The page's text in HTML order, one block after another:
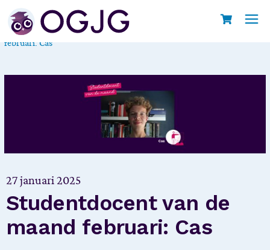
the
content
Home Student van de Maand
Studentdocent van de maand
februari: Cas
27 januari 2025
Studentdocent van de
maand februari: Cas